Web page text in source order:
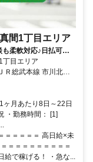
間1丁目エリア
も柔軟対応♪日払可◎
目エリア
Ｒ総武本線 市川北口
直帰OK＊交通費全
ヶ月あたり8日～22日
・勤務時間： [1]
＝＝＝＝＝ 高日給×未
＝＝＝＝＝＝＝＝＝
給で稼げる！ ・急な...